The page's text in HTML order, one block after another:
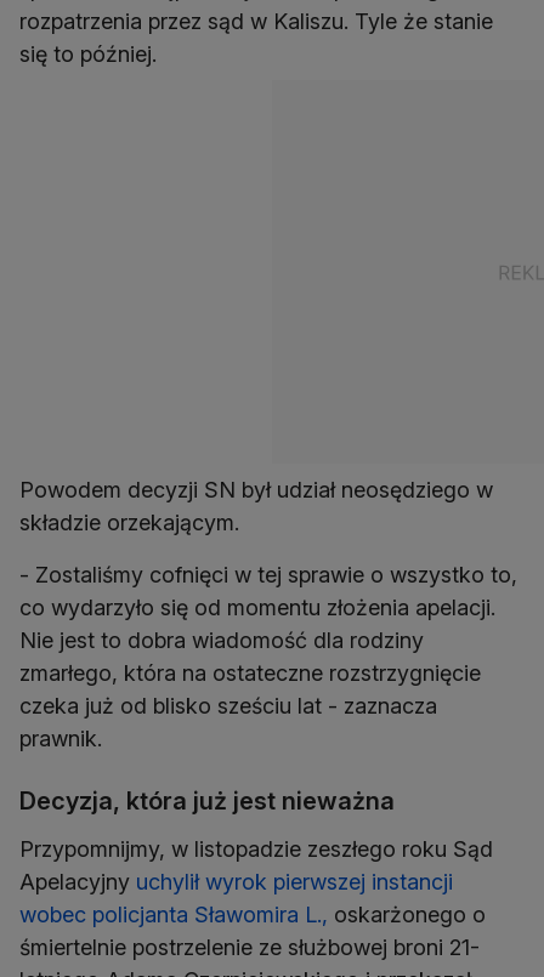
rozpatrzenia przez sąd w Kaliszu. Tyle że stanie
się to później.
Powodem decyzji SN był udział neosędziego w
składzie orzekającym.
- Zostaliśmy cofnięci w tej sprawie o wszystko to,
co wydarzyło się od momentu złożenia apelacji.
Nie jest to dobra wiadomość dla rodziny
zmarłego, która na ostateczne rozstrzygnięcie
czeka już od blisko sześciu lat - zaznacza
prawnik.
Decyzja, która już jest nieważna
Przypomnijmy, w listopadzie zeszłego roku Sąd
Apelacyjny uchylił wyrok pierwszej instancji
wobec policjanta Sławomira L., oskarżonego o
śmiertelnie postrzelenie ze służbowej broni 21-